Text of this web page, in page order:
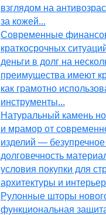
взглядом на
за кожей...
Современные
краткосрочных
деньги в долг на
преимущества имеют
как грамотно
инструменты...
Натуральный камень
и мрамор от
изделий — безупречное
долговечность
условия покупки для
архитектуры и
Рулонные шторы
функциональная